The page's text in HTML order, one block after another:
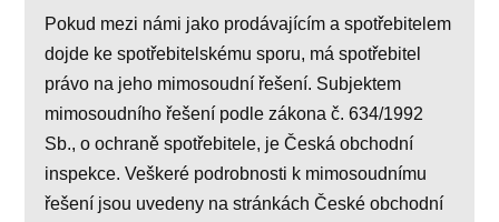
Pokud mezi námi jako prodávajícím a spotřebitelem
dojde ke spotřebitelskému sporu, má spotřebitel
právo na jeho mimosoudní řešení. Subjektem
mimosoudního řešení podle zákona č. 634/1992
Sb., o ochraně spotřebitele, je Česká obchodní
inspekce. Veškeré podrobnosti k mimosoudnímu
řešení jsou uvedeny na stránkách České obchodní